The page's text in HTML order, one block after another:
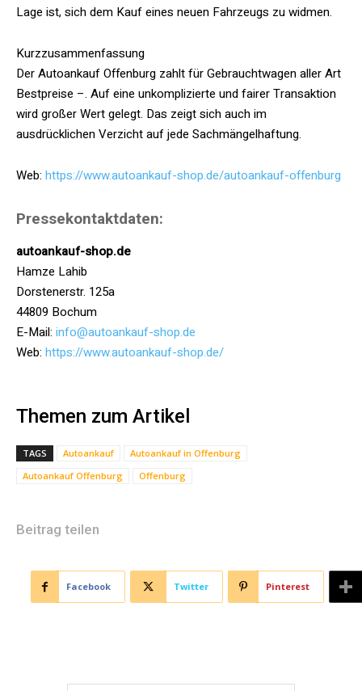
Lage ist, sich dem Kauf eines neuen Fahrzeugs zu widmen.
Kurzzusammenfassung
Der Autoankauf Offenburg zahlt für Gebrauchtwagen aller Art
Bestpreise –. Auf eine unkomplizierte und fairer Transaktion
wird großer Wert gelegt. Das zeigt sich auch im
ausdrücklichen Verzicht auf jede Sachmängelhaftung.
Web: https://www.autoankauf-shop.de/autoankauf-offenburg
Pressekontaktdaten:
autoankauf-shop.de
Hamze Lahib
Dorstenerstr. 125a
44809 Bochum
E-Mail: info@autoankauf-shop.de
Web: https://www.autoankauf-shop.de/
Themen zum Artikel
TAGS Autoankauf
Autoankauf in Offenburg
Autoankauf Offenburg
Offenburg
Beitrag teilen
Facebook Twitter Pinterest